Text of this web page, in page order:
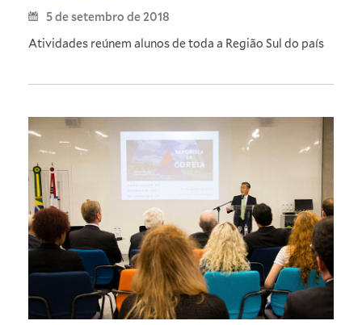
5 de setembro de 2018
Atividades reúnem alunos de toda a Região Sul do país